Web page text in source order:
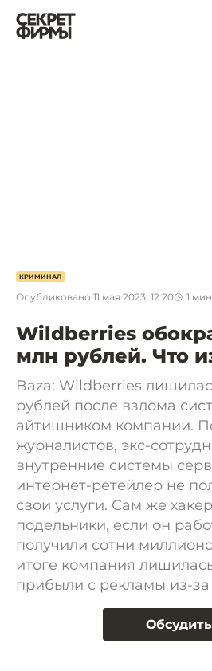
КРИМИНАЛ
Опубликовано 11 мая 2023, 12:20 1
Wildberries
млн рублей. Что
Baza: Wildberries
рублей после взлома
айтишником компании.
журналистов, экс-
внутренние системы
интернет-ретейлер не
свои услуги. Сам же
подельники, если он
получили сотни
итоге компания
прибыли с рекламы из-за
Обсудить